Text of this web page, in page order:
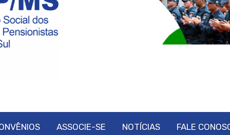
ASSOCIE-SE NOTÍCIAS FALE